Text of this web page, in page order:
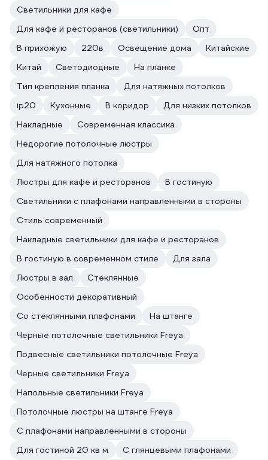
Светильники для кафе
Для кафе и ресторанов (светильники)
Опт
В прихожую
220в Освещение дома
Китайские
Китай
Светодиодные
На планке
Тип крепления планка
Для натяжных потолков
ip20
Кухонные В коридор
Для низких потолков
Накладные
Современная классика
Недорогие потолочные люстры
Для натяжного потолка
Люстры для кафе и ресторанов
В гостиную
Светильники с плафонами направленными в стороны
Стиль современный
Накладные светильники для кафе и ресторанов
В гостиную в современном стиле
Для зала
Люстры в зал
Стеклянные
Особенности декоративный
Со стеклянными плафонами
На штанге
Черные потолочные светильники Freya
Подвесные светильники потолочные Freya
Черные светильники Freya
Напольные светильники Freya
Потолочные люстры на штанге Freya
С плафонами направленными в стороны
Для гостиной 20 кв м
С глянцевыми плафонами